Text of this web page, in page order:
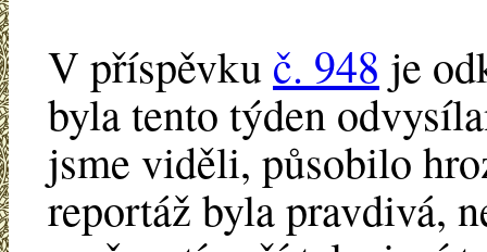
V příspěvku č. 948 je
byla tento týden
jsme viděli, působilo
reportáž byla pravdivá,